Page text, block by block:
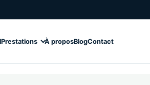
Prestations À proposBlogContact